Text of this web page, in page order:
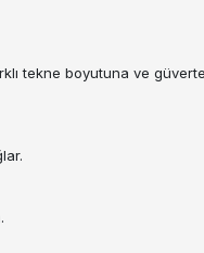
tekne boyutuna ve